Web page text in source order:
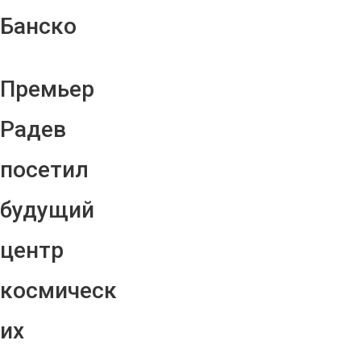
Банско
Премьер
Радев
посетил
будущий
центр
космическ
их